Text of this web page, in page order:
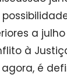
a julho
à
agora, é